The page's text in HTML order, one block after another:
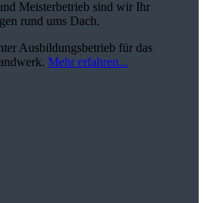
Meisterbetrieb sind wir Ihr
rund ums Dach.
Ausbildungsbetrieb für das
Mehr erfahren...